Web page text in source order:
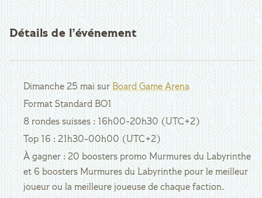
Détails de l’événement
Dimanche 25 mai surBoard Game Arena
Format Standard BO1
8 rondes suisses : 16h00-20h30 (UTC+2)
Top 16 : 21h30-00h00 (UTC+2)
À gagner : 20 boosters promo Murmures du Labyrinthe
et 6 boosters Murmures du Labyrinthe pour le meilleur
joueur ou la meilleure joueuse de chaque faction.